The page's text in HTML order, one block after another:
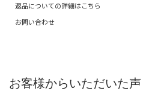
返品についての詳細はこちら
お問い合わせ
お客様からいただいた声